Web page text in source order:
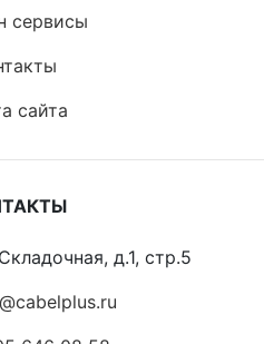
сервисы
сайта
д.1, стр.5